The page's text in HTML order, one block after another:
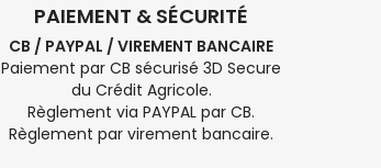
PAIEMENT & SÉCURITÉ
CB / PAYPAL / VIREMENT BANCAIRE
Paiement par CB sécurisé 3D Secure
du Crédit Agricole.
Règlement via PAYPAL par CB.
Règlement par virement bancaire.